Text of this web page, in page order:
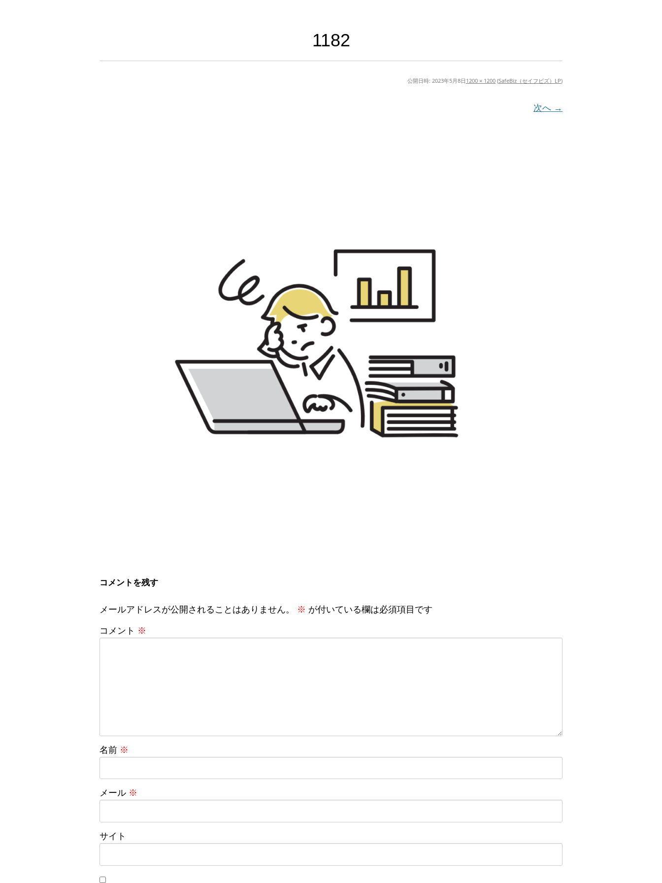
1182
公開日時: 2023年5月8日 1200 × 1200 (SafeBiz（セイフビズ）LP)
次へ →
コメントを残す
メールアドレスが公開されることはありません。 ※ が付いている欄は必須項目です
コメント ※
名前 ※
メール ※
サイト